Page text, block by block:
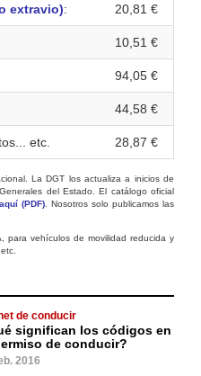
extravio): 20,81 €
10,51 €
94,05 €
44,58 €
etc. 28,87 €
La DGT los actualiza a inicios de
del Estado. El catálogo oficial
(PDF) . Nosotros solo publicamos las
para vehículos de movilidad reducida y
de conducir
significan los códigos en
de conducir?
2016